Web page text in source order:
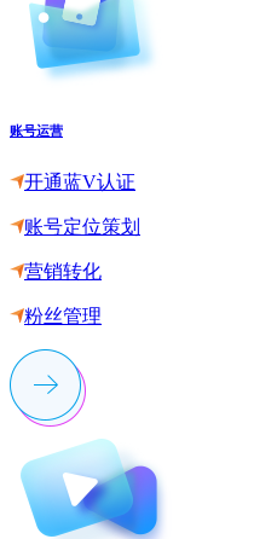
账号运营
开通蓝V认证
账号定位策划
营销转化
粉丝管理